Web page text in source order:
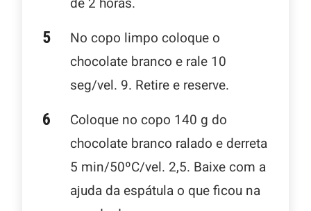
No copo limpo coloque o
chocolate branco e rale 10
seg/vel. 9. Retire e reserve.
Coloque no copo 140 g do
chocolate branco ralado e derreta
5 min/50ºC/vel. 2,5. Baixe com a
ajuda da espátula o que ficou na